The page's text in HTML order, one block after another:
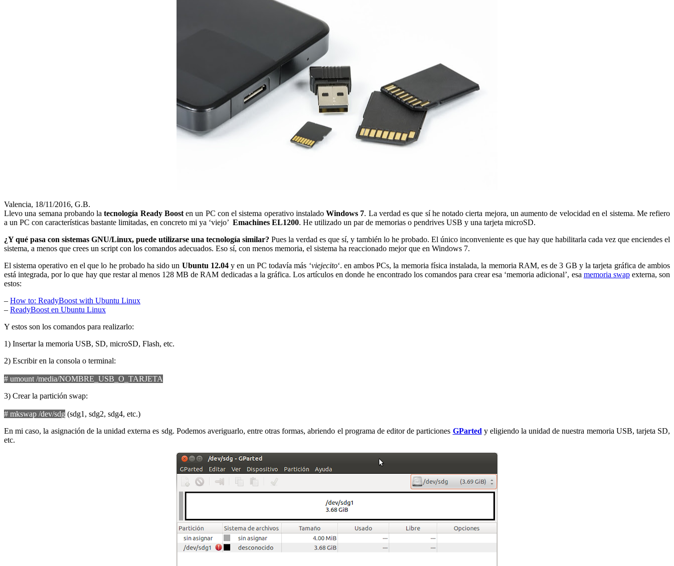
Valencia, 18/11/2016, G.B.
Llevo una semana probando latecnología Ready Boosten un PC con el sistema operativo instaladoWindows 7. La verdad es que sí he notado cierta mejora, un aumento de velocidad en el sistema. Me refiero
a un PC con características bastante limitadas, en concreto mi ya ‘viejo’ Emachines EL1200. He utilizado un par de memorias o pendrives USB y una tarjeta microSD.
¿Y qué pasa con sistemas GNU/Linux, puede utilizarse una tecnología similar? Pues la verdad es que sí, y también lo he probado. El único inconveniente es que hay que habilitarla cada vez que enciendes el
sistema, a menos que crees un script con los comandos adecuados. Eso sí, con menos memoria, el sistema ha reaccionado mejor que en Windows 7.
El sistema operativo en el que lo he probado ha sido un Ubuntu 12.04y en un PC todavía más ‘viejecito‘. en ambos PCs, la memoria física instalada, la memoria RAM, es de 3 GB y la tarjeta gráfica de ambios
está integrada, por lo que hay que restar al menos 128 MB de RAM dedicadas a la gráfica. Los artículos en donde he encontrado los comandos para crear esa ‘memoria adicional’, esa memoria swapexterna, son
estos:
– How to: ReadyBoost with Ubuntu Linux
– ReadyBoost en Ubuntu Linux
Y estos son los comandos para realizarlo:
1) Insertar la memoria USB, SD, microSD, Flash, etc.
2) Escribir en la consola o terminal:
# umount /media/NOMBRE_USB_O_TARJETA
3) Crear la partición swap:
# mkswap /dev/sdg (sdg1, sdg2, sdg4, etc.)
En mi caso, la asignación de la unidad externa es sdg. Podemos averiguarlo, entre otras formas, abriendo el programa de editor de particiones GParted y eligiendo la unidad de nuestra memoria USB, tarjeta SD,
etc.